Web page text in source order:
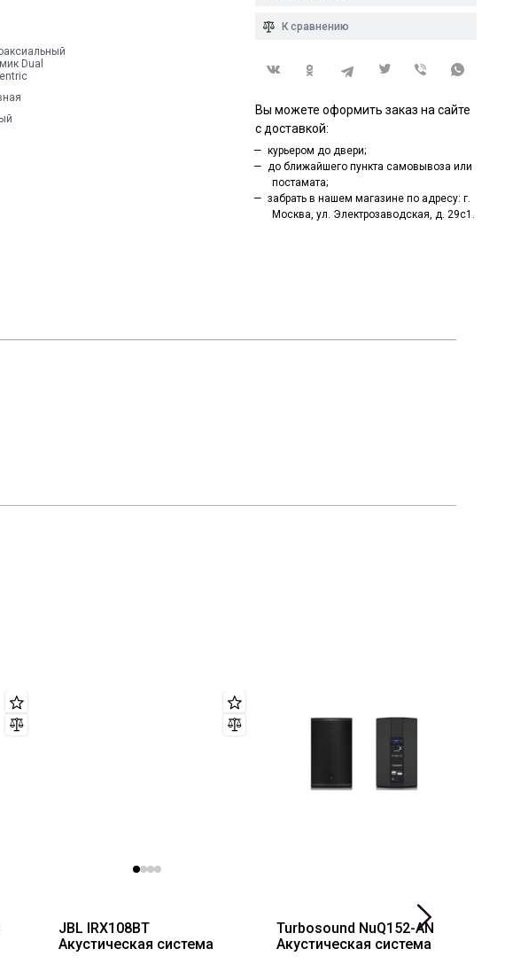
Dual
К сравнению
Вы можете оформить заказ на сайте
с доставкой:
курьером до двери;
до ближайшего пункта самовывоза или
постамата;
забрать в нашем магазине по адресу: г.
Москва, ул. Электрозаводская, д. 29с1.
JBL IRX108BT
Акустическая система
Turbosound NuQ152-AN
Акустическая система